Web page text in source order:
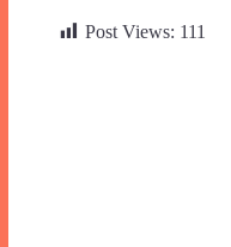
Post Views: 111